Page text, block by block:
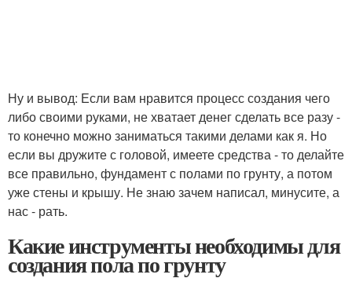
Ну и вывод: Если вам нравится процесс создания чего
либо своими руками, не хватает денег сделать все разу -
то конечно можно заниматься такими делами как я. Но
если вы дружите с головой, имеете средства - то делайте
все правильно, фундамент с полами по грунту, а потом
уже стены и крышу. Не знаю зачем написал, минусите, а
нас - рать.
Какие инструменты необходимы для
создания пола по грунту